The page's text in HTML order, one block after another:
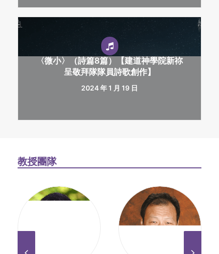
〈微小〉（詩篇8篇）【建道神學院新祢
呈敬拜隊隊員詩歌創作】
2024 年 1 月 19 日
教授團隊